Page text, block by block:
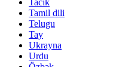
Tamil dili
Telugu
Tay
Ukrayna
Urdu